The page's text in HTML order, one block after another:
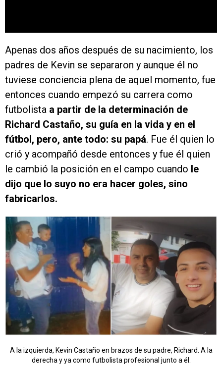
Apenas dos años después de su nacimiento, los
padres de Kevin se separaron y aunque él no
tuviese conciencia plena de aquel momento, fue
entonces cuando empezó su carrera como
futbolista a partir de la determinación de
Richard Castaño, su guía en la vida y en el
fútbol, pero, ante todo: su papá. Fue él quien lo
crió y acompañó desde entonces y fue él quien
le cambió la posición en el campo cuando le
dijo que lo suyo no era hacer goles, sino
fabricarlos.
A la izquierda, Kevin Castaño en brazos de su padre, Richard. A la
derecha y ya como futbolista profesional junto a él.